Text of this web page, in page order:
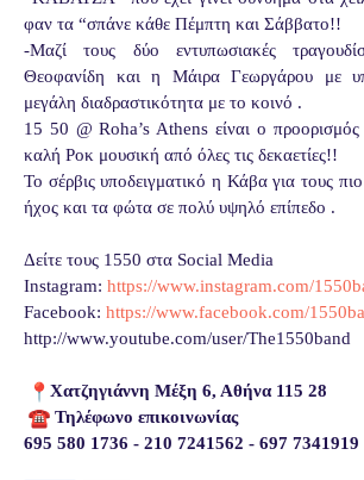
φαν τα “σπάνε κάθε Πέμπτη και Σάββατο!!
-Μαζί τους δύο εντυπωσιακές
Θεοφανίδη και η Μάιρα Γεωργάρου με
μεγάλη διαδραστικότητα με το κοινό .
15 50 @ Roha’s Athens είναι ο προορισμός
καλή Ροκ μουσική από όλες τις δεκαετίες!!
Το σέρβις υποδειγματικό η Κάβα για τους
ήχος και τα φώτα σε πολύ υψηλό επίπεδο .
Δείτε τους 1550 στα Social Media
Instagram: https://www.instagram.com/
Facebook: https://www.facebook.com/
http://www.youtube.com/user/The1550band
Χατζηγιάννη Μέξη 6, Αθήνα 115 28
Τηλέφωνο επικοινωνίας
695 580 1736 - 210 7241562 - 697 7341919